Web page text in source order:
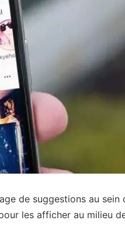
de suggestions au sein
les afficher au milieu